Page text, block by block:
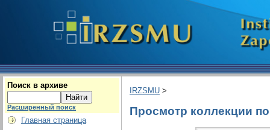
Поиск в архиве
Расширенный поиск
Главная страница
IRZSMU >
Просмотр коллекции